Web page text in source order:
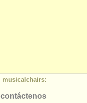
musicalchairs:
contáctenos